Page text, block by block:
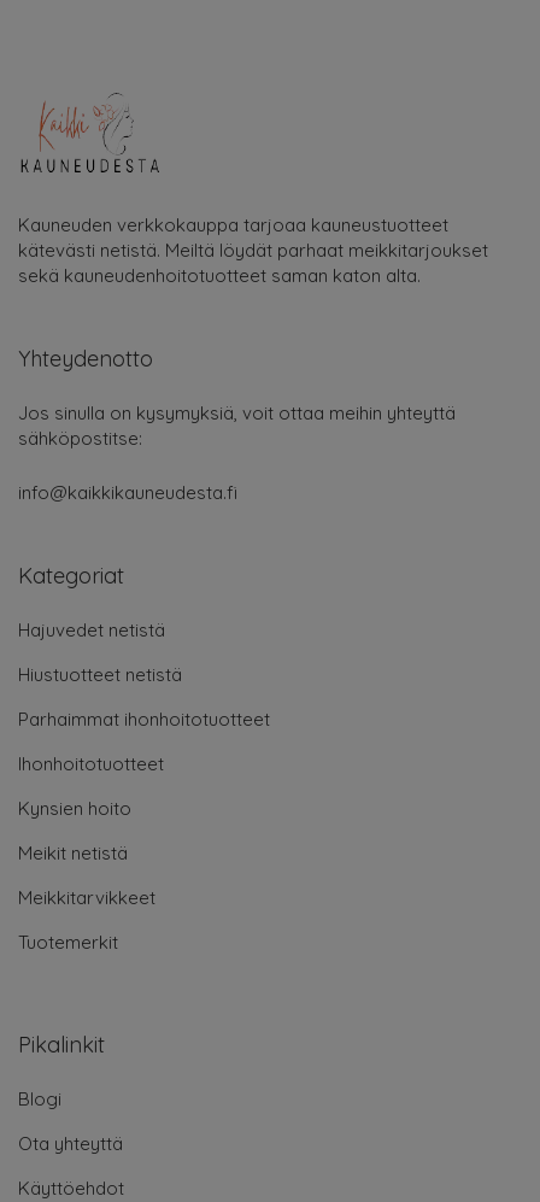
Kauneuden verkkokauppa tarjoaa kauneustuotteet
kätevästi netistä. Meiltä löydät parhaat meikkitarjoukset
sekä kauneudenhoitotuotteet saman katon alta.
Yhteydenotto
Jos sinulla on kysymyksiä, voit ottaa meihin yhteyttä
sähköpostitse:
info@kaikkikauneudesta.fi
Kategoriat
Hajuvedet netistä
Hiustuotteet netistä
Parhaimmat ihonhoitotuotteet
Ihonhoitotuotteet
Kynsien hoito
Meikit netistä
Meikkitarvikkeet
Tuotemerkit
Pikalinkit
Blogi
Ota yhteyttä
Käyttöehdot